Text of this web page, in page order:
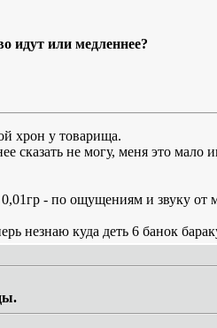
идут или медленнее?
хрон у товарища.
сказать не могу, меня это мало
- по ощущениям и звуку от
незнаю куда деть 6 банок